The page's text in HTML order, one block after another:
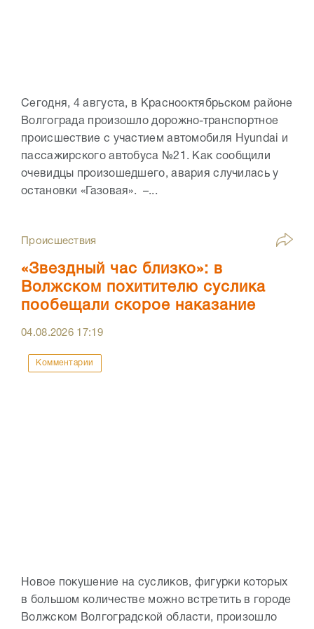
Сегодня, 4 августа, в Краснооктябрьском районе
Волгограда произошло дорожно-транспортное
происшествие с участием автомобиля Hyundai и
пассажирского автобуса №21. Как сообщили
очевидцы произошедшего, авария случилась у
остановки «Газовая». –...
Происшествия
«Звездный час близко»: в
Волжском похитителю суслика
пообещали скорое наказание
04.08.2026 17:19
Комментарии
Новое покушение на сусликов, фигурки которых
в большом количестве можно встретить в городе
Волжском Волгоградской области, произошло